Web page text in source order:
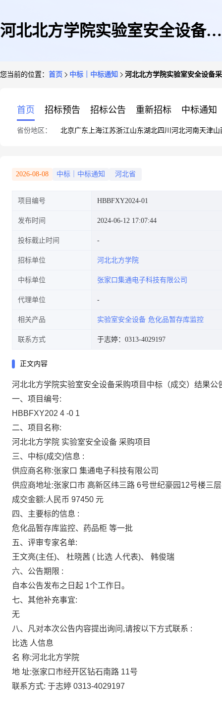
河北北方学院实验室安全设备采
您当前的位置： 首页 中标｜中标通知 河北北方学院实验室安全设备
首页 招标预告 招标公告 重新招标 中标通知
省份地区： 北京广东 上海江苏浙江山东湖北四川 河北河南天津山
2026-08-08 中标｜中标通知 河北省
项目编号 HBBFXY2024-01
发布时间 2024-06-12 17:07:44
投标截止时间
招标单位 河北北方学院
中标单位 张家口集通电子科技有限公司
代理单位
相关产品 实验室安全设备 危化品暂存库监控
联系方式 于志婷：0313-4029197
正文内容
河北北方学院实验室安全设备采购项目中标（成交）结果公
一、项目编号:
HBBFXY202 4 -0 1
二、项目名称:
河北北方学院 实验室安全设备 采购项目
三、中标(成交)信息 :
供应商名称:张家口 集通电子科技有限公司
供应商地址:张家口市 高新区纬三路 6号世纪豪园12号楼三
成交金额:人民币 97450 元
四、主要标的信息 :
危化品暂存库监控、药品柜 等一批
五、评审专家名单:
王文亮(主任)、 杜晓茜 ( 比选 人代表)、 韩俊瑞
六、公告期限 :
自本公告发布之日起 1个工作日。
七、其他补充事宜:
无
八、凡对本次公告内容提出询问,请按以下方式联系 :
比选 人信息
名 称:河北北方学院
地 址:张家口市经开区钻石南路 11号
联系方式: 于志婷 0313-4029197